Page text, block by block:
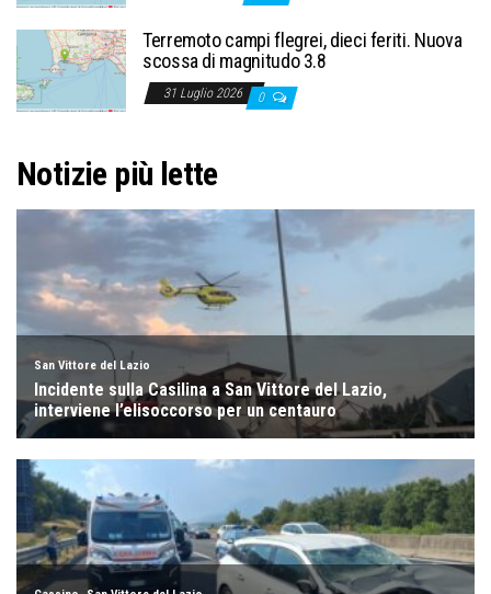
Terremoto campi flegrei, dieci feriti. Nuova
scossa di magnitudo 3.8
31 Luglio 2026 0
Notizie più lette